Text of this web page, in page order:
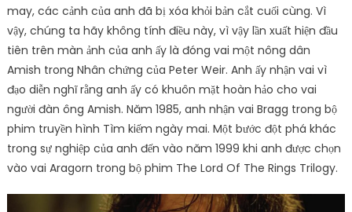
may, các cảnh của anh đã bị xóa khỏi bản cắt cuối cùng. Vì
vậy, chúng ta hãy không tính điều này, vì vậy lần xuất hiện đầu
tiên trên màn ảnh của anh ấy là đóng vai một nông dân
Amish trong Nhân chứng của Peter Weir. Anh ấy nhận vai vì
đạo diễn nghĩ rằng anh ấy có khuôn mặt hoàn hảo cho vai
người đàn ông Amish. Năm 1985, anh nhận vai Bragg trong bộ
phim truyền hình Tìm kiếm ngày mai. Một bước đột phá khác
trong sự nghiệp của anh đến vào năm 1999 khi anh được chọn
vào vai Aragorn trong bộ phim The Lord Of The Rings Trilogy.